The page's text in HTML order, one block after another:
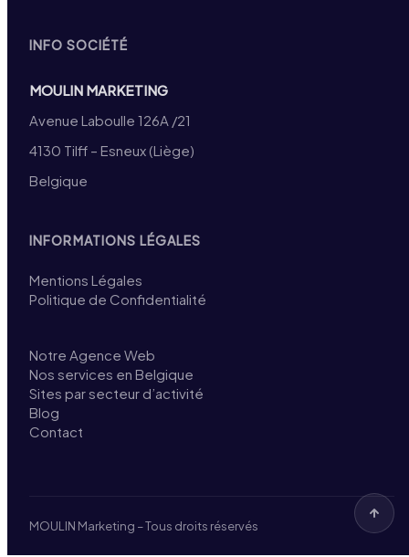
INFO SOCIÉTÉ
MOULIN MARKETING
Avenue Laboulle 126A /21
4130 Tilff – Esneux (Liège)
Belgique
INFORMATIONS LÉGALES
Mentions Légales
Politique de Confidentialité
Notre Agence Web
Nos services en Belgique
Sites par secteur d’activité
Blog
Contact
MOULIN Marketing – Tous droits réservés